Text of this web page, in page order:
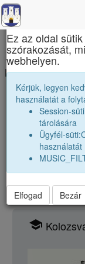
Erdélyi
Fedezd fel a
Lépj
böngéssz az
school
school
×
Ez az oldal
szórakozását,
webhelyen.
Kérjük, legyen
használatát a
Session-
tárolására
Ügyfél-
használatát
Elfogad Bezár